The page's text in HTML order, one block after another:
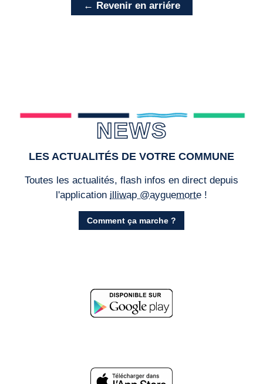
← Revenir en arriére
NEWS
LES ACTUALITÉS DE VOTRE COMMUNE
Toutes les actualités, flash infos en direct depuis
l'application illiwap @ayguemorte !
Comment ça marche ?